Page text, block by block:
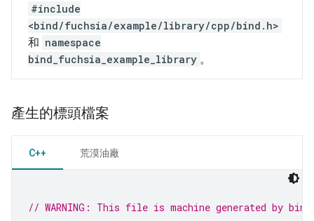
#include
<bind/fuchsia/example/library/cpp/bind.h>
和 namespace
bind_fuchsia_example_library 。
產生的標頭檔案
C++ 荒漠油廠
// WARNING: This file is machine generated by